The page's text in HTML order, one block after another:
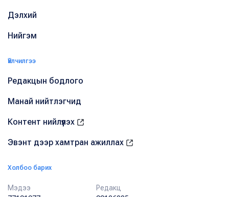
Дэлхий
Нийгэм
Үйлчилгээ
Редакцын бодлого
Манай нийтлэгчид
Контент нийлүүлэх
Эвэнт дээр хамтран ажиллах
Холбоо барих
Мэдээ
Редакц